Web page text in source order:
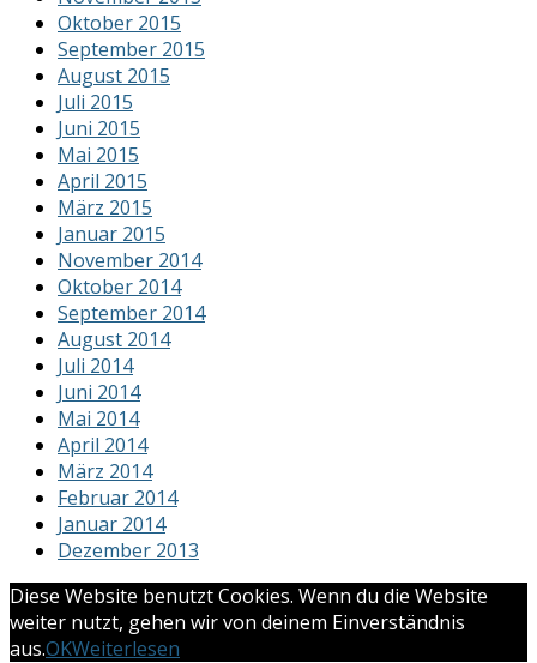
Oktober 2015
September 2015
August 2015
Juli 2015
Juni 2015
Mai 2015
April 2015
März 2015
Januar 2015
November 2014
Oktober 2014
September 2014
August 2014
Juli 2014
Juni 2014
Mai 2014
April 2014
März 2014
Februar 2014
Januar 2014
Dezember 2013
Diese Website benutzt Cookies. Wenn du die Website
weiter nutzt, gehen wir von deinem Einverständnis
aus.OKWeiterlesen